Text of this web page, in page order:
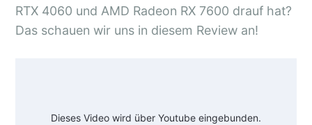
RTX 4060 und AMD Radeon RX 7600 drauf hat?
Das schauen wir uns in diesem Review an!
Dieses Video wird über Youtube eingebunden.